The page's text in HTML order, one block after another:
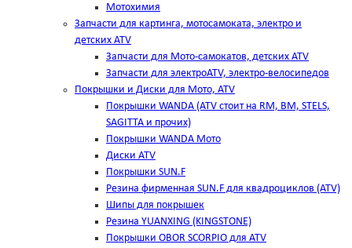
Мотохимия
Запчасти для картинга, мотосамоката, электро и
детских ATV
Запчасти для Мото-самокатов, детских ATV
Запчасти для электроATV, электро-велосипедов
Покрышки и Диски для Мото, ATV
Покрышки WANDA (АТV стоит на RM, BM, STELS,
SAGITTA и прочих)
Покрышки WANDA Мото
Диски ATV
Покрышки SUN.F
Резина фирменная SUN.F для квадроциклов (АТV)
Шипы для покрышек
Резина YUANXING (KINGSTONE)
Покрышки OBOR SCORPIO для ATV